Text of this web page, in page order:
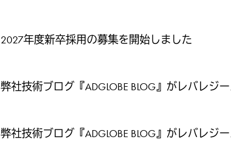
2027年度新卒採用の募集を開始しました
弊社技術ブログ『ADGLOBE BLOG』がレバレジ
弊社技術ブログ『ADGLOBE BLOG』がレバレジ